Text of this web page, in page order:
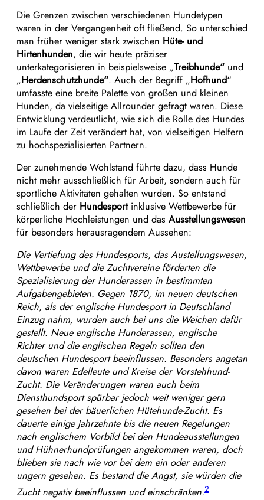
Die Grenzen zwischen verschiedenen Hundetypen
waren in der Vergangenheit oft fließend. So unterschied
man früher weniger stark zwischen Hüte- und
Hirtenhunden, die wir heute präziser
unterkategorisieren in beispielsweise „Treibhunde“ und
„Herdenschutzhunde“. Auch der Begriff „Hofhund“
umfasste eine breite Palette von großen und kleinen
Hunden, da vielseitige Allrounder gefragt waren. Diese
Entwicklung verdeutlicht, wie sich die Rolle des Hundes
im Laufe der Zeit verändert hat, von vielseitigen Helfern
zu hochspezialisierten Partnern.
Der zunehmende Wohlstand führte dazu, dass Hunde
nicht mehr ausschließlich für Arbeit, sondern auch für
sportliche Aktivitäten gehalten wurden. So entstand
schließlich der Hundesport inklusive Wettbewerbe für
körperliche Hochleistungen und das Ausstellungswesen
für besonders herausragendem Aussehen:
Die Vertiefung des Hundesports, das Austellungswesen,
Wettbewerbe und die Zuchtvereine förderten die
Spezialisierung der Hunderassen in bestimmten
Aufgabengebieten. Gegen 1870, im neuen deutschen
Reich, als der englische Hundesport in Deutschland
Einzug nahm, wurden auch bei uns die Weichen dafür
gestellt. Neue englische Hunderassen, englische
Richter und die englischen Regeln sollten den
deutschen Hundesport beeinflussen. Besonders angetan
davon waren Edelleute und Kreise der Vorstehhund-
Zucht. Die Veränderungen waren auch beim
Diensthundsport spürbar jedoch weit weniger gern
gesehen bei der bäuerlichen Hütehunde-Zucht. Es
dauerte einige Jahrzehnte bis die neuen Regelungen
nach englischem Vorbild bei den Hundeausstellungen
und Hühnerhundprüfungen angekommen waren, doch
blieben sie nach wie vor bei dem ein oder anderen
ungern gesehen. Es bestand die Angst, sie würden die
Zucht negativ beeinflussen und einschränken.2